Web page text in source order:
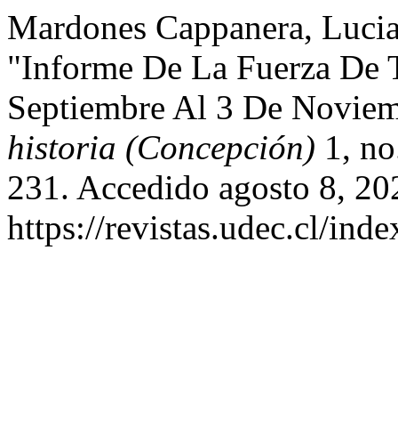
Mardones Cappanera,
"Informe De La Fuerza De
Septiembre Al 3 De
historia (Concepción) 1,
231. Accedido agosto 8,
https://revistas.udec.cl/